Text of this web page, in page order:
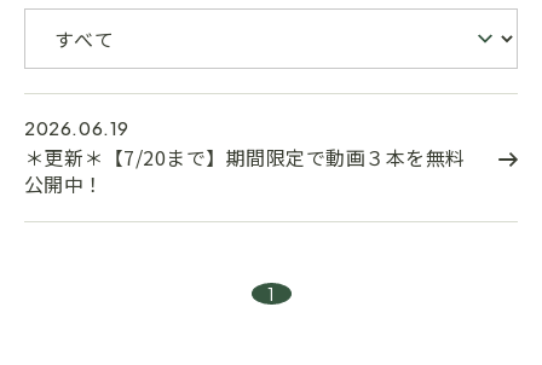
2026.06.19
＊更新＊【7/20まで】期間限定で動画３本を無料
公開中！
1